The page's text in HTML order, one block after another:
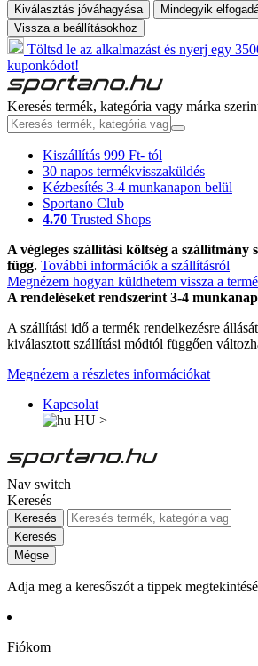
Kiválasztás jóváhagyása
Mindegyik
Vissza a beállításokhoz
Töltsd le az alkalmazást és nyerj egy
kuponkódot!
Keresés termék, kategória vagy márka
Kiszállítás 999 Ft- tól
30 napos termékvisszaküldés
Kézbesítés 3-4 munkanapon belül
Sportano Club
4.70 Trusted Shops
A végleges szállítási költség a szállítmány
függ. További információk a szállításról
Megnézem hogyan küldhetem vissza a
A rendeléseket rendszerint 3-4
A szállítási idő a termék rendelkezésre
kiválasztott szállítási módtól függően
Megnézem a részletes információkat
Kapcsolat
HU >
Nav switch
Keresés
Keresés
Keresés
Mégse
Adja meg a keresőszót a tippek
Fiókom